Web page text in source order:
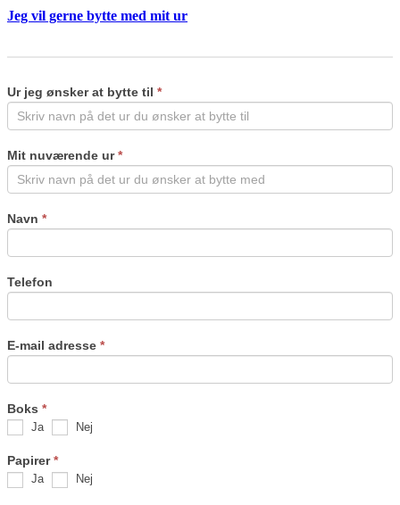
Jeg vil gerne bytte med mit ur
Ur jeg ønsker at bytte til *
Mit nuværende ur*
Navn *
Telefon
E-mail adresse *
Boks *
Ja Nej
Papirer*
Ja Nej
human,
leave
this
blank.